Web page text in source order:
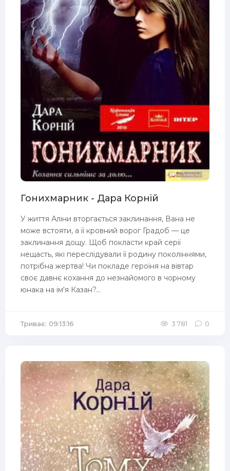
Гонихмарник - Дара Корній
У життя Аліни вторгається заклинання, Вана не
може встояти, а її кровний ворог Градоб — це
заклинання дощу. Щоб покласти край серії
нещасть, які переслідували її родину поколіннями,
потрібна жертва! Чи покладе героїня на вівтар
своє давнє кохання до незнайомого в чорному
юнака на ім'я Казан?...
Триває: 09:13:16 3 781 0